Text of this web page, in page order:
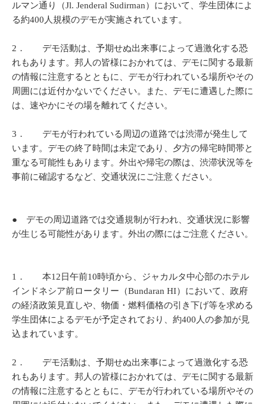
ルマン通り（Jl. Jenderal Sudirman）において、学生団体によ
る約400人規模のデモが実施されています。
2． デモ活動は、予期せぬ出来事によって過激化する恐
れもあります。邦人の皆様におかれては、デモに関する最新
の情報に注意するとともに、デモが行われている場所やその
周囲には近付かないでください。また、デモに遭遇した際に
は、速やかにその場を離れてください。
3． デモが行われている周辺の道路では渋滞が発生して
います。デモの終了時間は未定であり、夕方の帰宅時間帯と
重なる可能性もあります。外出や帰宅の際は、渋滞状況等を
事前に確認するなど、交通状況にご注意ください。
● デモの周辺道路では交通規制が行われ、交通状況に影響
が生じる可能性があります。外出の際にはご注意ください。
1． 本12日午前10時頃から、ジャカルタ中心部のホテル
インドネシア前ロータリー（Bundaran HI）において、政府
の経済政策見直しや、物価・燃料価格の引き下げ等を求める
学生団体によるデモが予定されており、約400人の参加が見
込まれています。
2． デモ活動は、予期せぬ出来事によって過激化する恐
れもあります。邦人の皆様におかれては、デモに関する最新
の情報に注意するとともに、デモが行われている場所やその